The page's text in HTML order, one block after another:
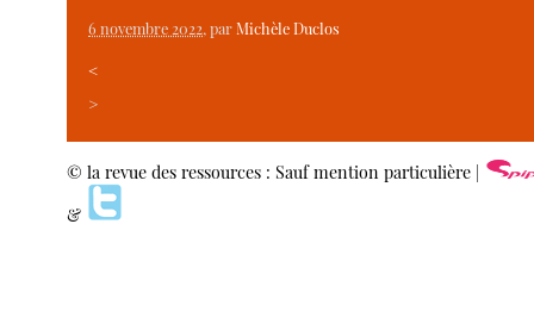
6 novembre 2022, parMichèle Duclos
<
>
© la revue des ressources : Sauf mention particulière |
&